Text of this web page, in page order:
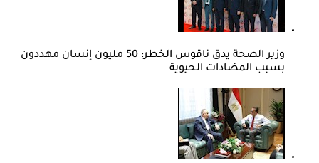
وزير الصحة يدق ناقوس الخطر: 50 مليون إنسان مهددون
بسبب المضادات الحيوية